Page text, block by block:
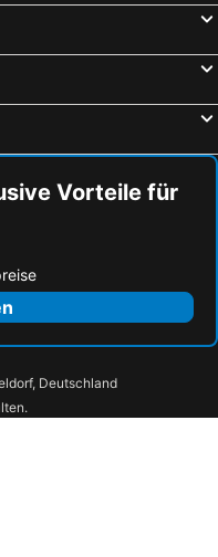
Vorteile für
Deutschland